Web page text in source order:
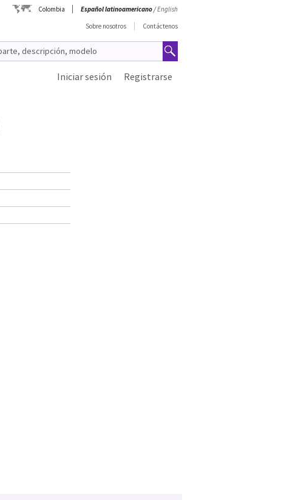
Colombia Español latinoamericano/English
Sobre nosotros
Contáctenos
Registrarse
Iniciar sesión